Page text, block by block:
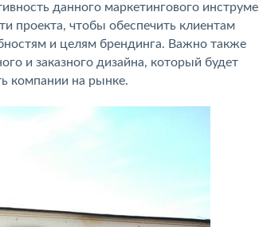
данного маркетингового
проекта, чтобы обеспечить клиентам
и целям брендинга. Важно также
и заказного дизайна, который будет
компании на рынке.